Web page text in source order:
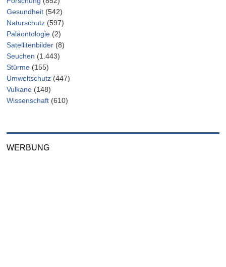
Gesundheit (542)
Naturschutz (597)
Paläontologie (2)
Satellitenbilder (8)
Seuchen (1.443)
Stürme (155)
Umweltschutz (447)
Vulkane (148)
Wissenschaft (610)
WERBUNG